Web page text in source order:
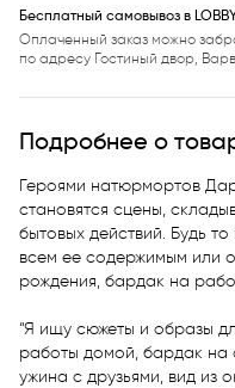
Бесплатный самовывоз в
Оплаченный заказ можно
по адресу Гостиный двор,
Подробнее о
Героями натюрмортов
становятся сцены,
бытовых действий. Будь
всем ее содержимым или
рождения, бардак на
“Я ищу сюжеты и образы
работы домой, бардак на
ужина с друзьями, вид из